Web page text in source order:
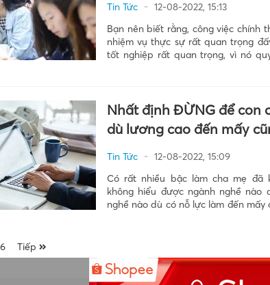
Tin Tức
12-08-2022, 15:13
Bạn nên biết rằng, công việc chính
nhiệm vụ thực sự rất quan trọng
tốt nghiệp rất quan trọng, vì nó
Nhất định ĐỪNG để con
dù lương cao đến mấy
Tin Tức
12-08-2022, 15:09
Có rất nhiều bậc làm cha mẹ đã
không hiểu được ngành nghề nào
nghề nào dù có nỗ lực làm đến mấy
6 Tiếp